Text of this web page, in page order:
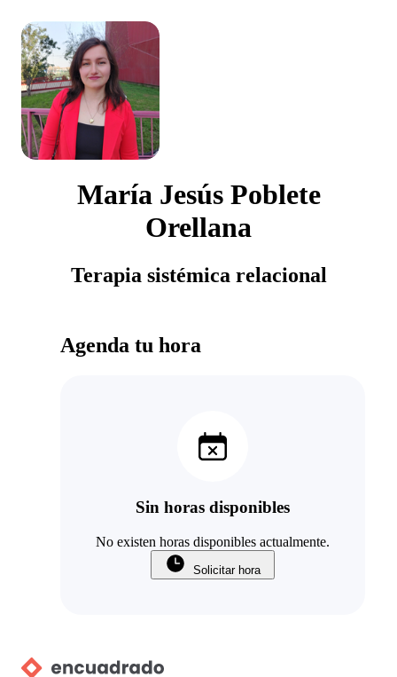
María Jesús Poblete
Orellana
Terapia sistémica relacional
Agenda tu hora
Sin horas disponibles
No existen horas disponibles actualmente.
Solicitar hora